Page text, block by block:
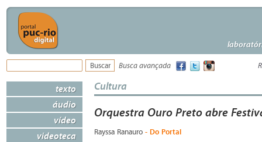
Busca avançada
texto
áudio
vídeo
videoteca
Cultura
Orquestra Ouro Preto abre
Rayssa Ranauro - Do Portal